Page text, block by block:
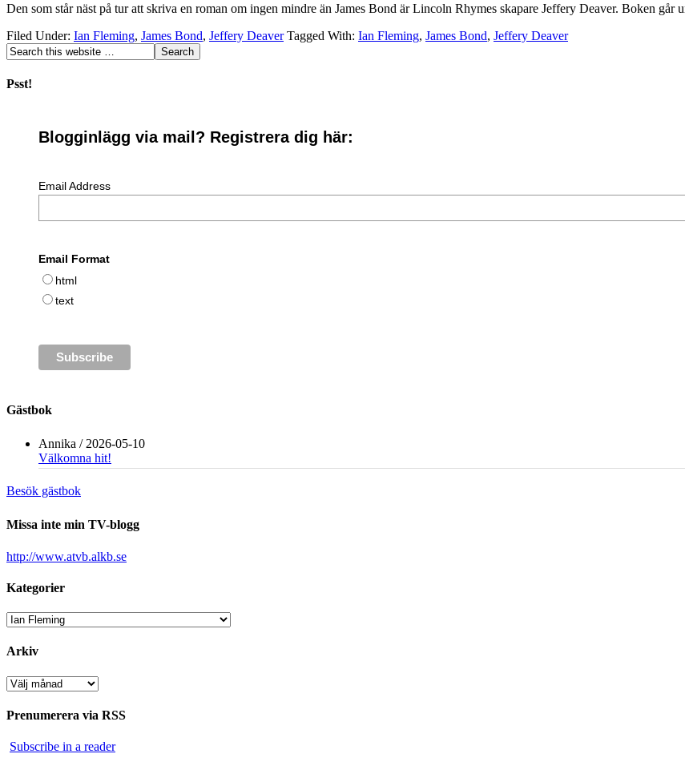
Den som står näst på tur att skriva en roman om ingen mindre än James Bond är Lincoln Rhymes skapare Jeffery Deaver. Boken
Filed Under: Ian Fleming, James Bond, Jeffery Deaver Tagged With: Ian Fleming, James Bond, Jeffery Deaver
Psst!
Blogginlägg via mail? Registrera dig här:
Email Address
Email Format
html
text
Gästbok
Annika / 2026-05-10
Välkomna hit!
Besök gästbok
Missa inte min TV-blogg
http://www.atvb.alkb.se
Kategorier
Kategorier
Arkiv
Arkiv
Prenumerera via RSS
Subscribe in a reader